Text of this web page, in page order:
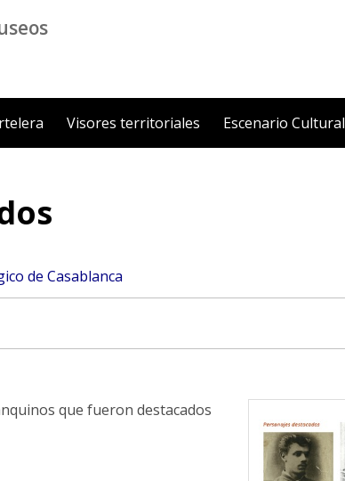
Visores territoriales Escenario Cultural
de Casablanca
que fueron destacados